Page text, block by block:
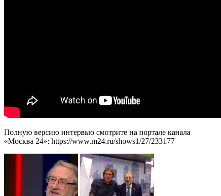
Полную версию интервью смотрите на портале канала
«Москва 24»: https://www.m24.ru/shows1/27/233177